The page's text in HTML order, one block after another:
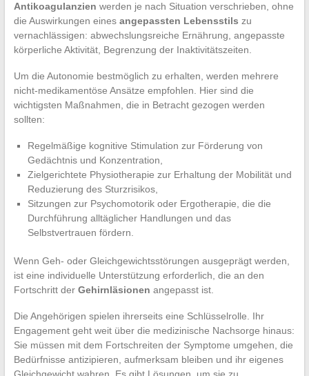
Antikoagulanzien werden je nach Situation verschrieben, ohne
die Auswirkungen eines angepassten Lebensstils zu
vernachlässigen: abwechslungsreiche Ernährung, angepasste
körperliche Aktivität, Begrenzung der Inaktivitätszeiten.
Um die Autonomie bestmöglich zu erhalten, werden mehrere
nicht-medikamentöse Ansätze empfohlen. Hier sind die
wichtigsten Maßnahmen, die in Betracht gezogen werden
sollten:
Regelmäßige kognitive Stimulation zur Förderung von
Gedächtnis und Konzentration,
Zielgerichtete Physiotherapie zur Erhaltung der Mobilität und
Reduzierung des Sturzrisikos,
Sitzungen zur Psychomotorik oder Ergotherapie, die die
Durchführung alltäglicher Handlungen und das
Selbstvertrauen fördern.
Wenn Geh- oder Gleichgewichtsstörungen ausgeprägt werden,
ist eine individuelle Unterstützung erforderlich, die an den
Fortschritt der Gehirnläsionen angepasst ist.
Die Angehörigen spielen ihrerseits eine Schlüsselrolle. Ihr
Engagement geht weit über die medizinische Nachsorge hinaus:
Sie müssen mit dem Fortschreiten der Symptome umgehen, die
Bedürfnisse antizipieren, aufmerksam bleiben und ihr eigenes